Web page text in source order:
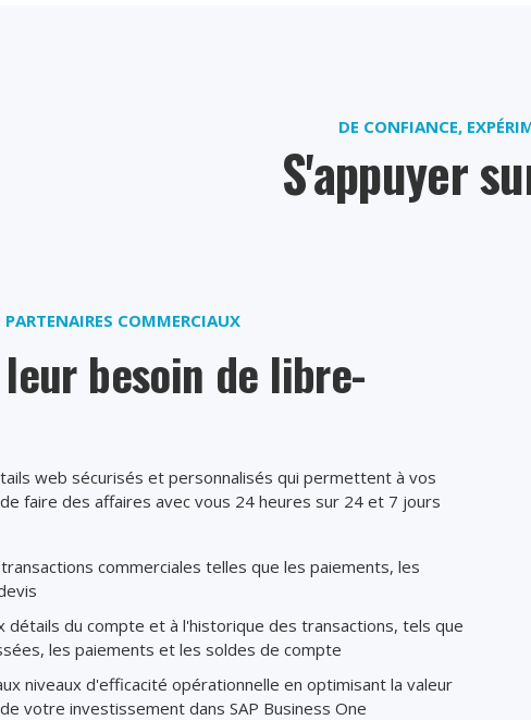
DE CONFIANCE,
S'appuyer
PARTENAIRES COMMERCIAUX
besoin de libre-
web sécurisés et personnalisés qui permettent à vos
faire des affaires avec vous 24 heures sur 24 et 7 jours
commerciales telles que les paiements, les
détails du compte et à l'historique des transactions, tels que
les paiements et les soldes de compte
niveaux d'efficacité opérationnelle en optimisant la valeur
votre investissement dans SAP Business One